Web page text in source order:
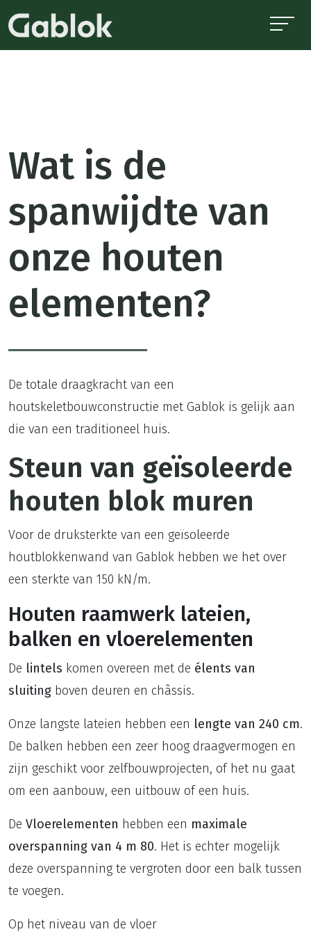
Wat is de
spanwijdte van
onze houten
elementen?
De totale draagkracht van een
houtskeletbouwconstructie met Gablok is gelijk aan
die van een traditioneel huis.
Steun van geïsoleerde
houten blok muren
Voor de druksterkte van een geïsoleerde
houtblokkenwand van Gablok hebben we het over
een sterkte van 150 kN/m.
Houten raamwerk lateien,
balken en vloerelementen
De lintels komen overeen met de élents van
sluiting boven deuren en châssis.
Onze langste lateien hebben een lengte van 240 cm.
De balken hebben een zeer hoog draagvermogen en
zijn geschikt voor zelfbouwprojecten, of het nu gaat
om een aanbouw, een uitbouw of een huis.
De Vloerelementen hebben een maximale
overspanning van 4 m 80. Het is echter mogelijk
deze overspanning te vergroten door een balk tussen
te voegen.
Op het niveau van de vloer